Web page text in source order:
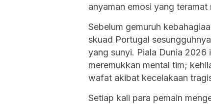
anyaman emosi yang teramat
Sebelum gemuruh
skuad Portugal
yang sunyi. Piala Dunia 2026
meremukkan mental tim;
wafat akibat kecelakaan
Setiap kali para pemain